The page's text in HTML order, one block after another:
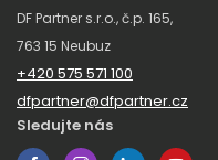
DF Partner s.r.o., č.p. 165,
763 15 Neubuz
+420 575 571 100
dfpartner@dfpartner.cz
Sledujte nás